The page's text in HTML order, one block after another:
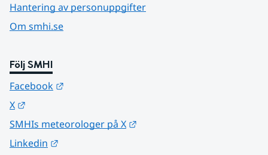
Hantering av personuppgifter
Om smhi.se
Följ SMHI
Facebook
X
SMHIs meteorologer på X
Linkedin